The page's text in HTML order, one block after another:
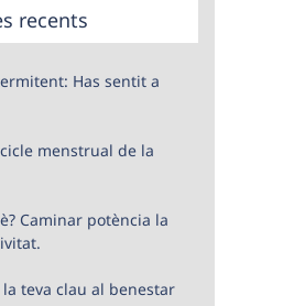
recents
Has sentit a
menstrual de la
Caminar potència la
teva clau al benestar